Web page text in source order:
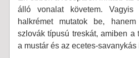
álló vonalat követem. Vagyis
halkrémet mutatok be,
szlovák típusú treskát, amiben a
a mustár és az ecetes-